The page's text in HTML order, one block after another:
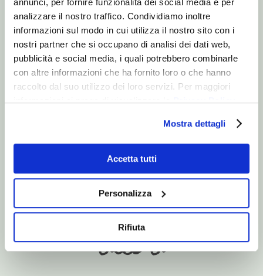
analizzare il nostro traffico. Condividiamo inoltre
informazioni sul modo in cui utilizza il nostro sito con i
nostri partner che si occupano di analisi dei dati web,
pubblicità e social media, i quali potrebbero combinarle
con altre informazioni che ha fornito loro o che hanno
raccolto dal suo utilizzo dei loro servizi. Per maggiori
informazioni si prega di visualizzare laPrivacy Policy.
Mostra dettagli
Accetta tutti
Personalizza
Rifiuta
1 camere da letto, 3 posti letto;
1 letto matrimoniale
1 letto singolo
olivo